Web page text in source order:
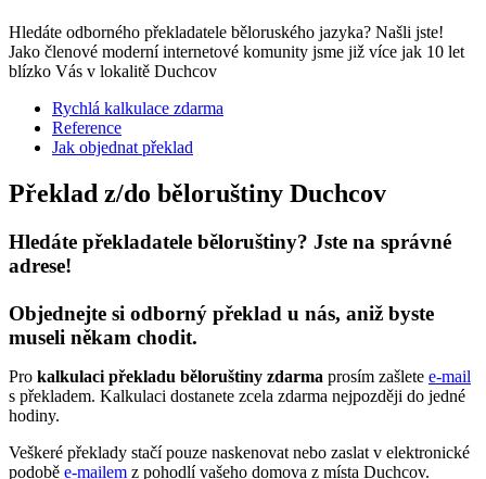
Hledáte odborného překladatele běloruského jazyka? Našli jste!
Jako členové moderní internetové komunity jsme již více jak 10 let
blízko Vás v lokalitě Duchcov
Rychlá kalkulace zdarma
Reference
Jak objednat překlad
Překlad z/do běloruštiny Duchcov
Hledáte překladatele běloruštiny? Jste na správné
adrese!
Objednejte si odborný překlad u nás, aniž byste
museli někam chodit.
Pro kalkulaci překladu běloruštiny zdarma prosím zašlete e-mail
s překladem. Kalkulaci dostanete zcela zdarma nejpozději do jedné
hodiny.
Veškeré překlady stačí pouze naskenovat nebo zaslat v elektronické
podobě e-mailem z pohodlí vašeho domova z místa Duchcov.